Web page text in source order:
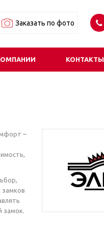
Заказать по фото
КОНТАКТЫ
–
замков
замок.